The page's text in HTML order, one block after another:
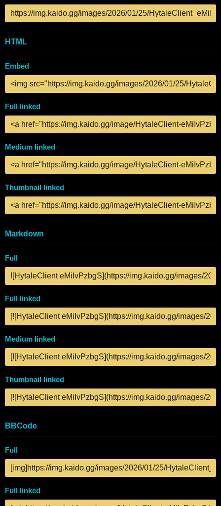
HTML
Embed
Full linked
Medium linked
Thumbnail linked
Markdown
Full
Full linked
Medium linked
Thumbnail linked
BBCode
Full
Full linked